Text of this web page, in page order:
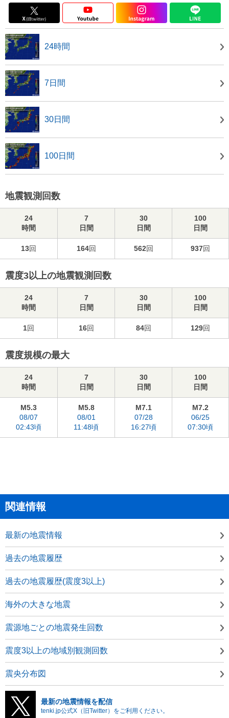
24時間
7日間
30日間
100日間
地震観測回数
24
時間
7
日間
30
日間
100
日間
13回 164回 562回 937回
震度3以上の地震観測回数
24
時間
7
日間
30
日間
100
日間
1回 16回 84回 129回
震度規模の最大
24
時間
7
日間
30
日間
100
日間
M5.3
08/07
02:43頃
M5.8
08/01
11:48頃
M7.1
07/28
16:27頃
M7.2
06/25
07:30頃
関連情報
最新の地震情報
過去の地震履歴
過去の地震履歴(震度3以上)
海外の大きな地震
震源地ごとの地震発生回数
震度3以上の地域別観測回数
震央分布図
最新の地震情報を配信
tenki.jp公式X（旧Twitter）をご利用ください。